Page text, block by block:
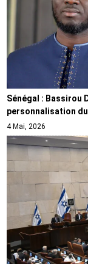
Sénégal : Bassirou
personnalisation
4 Mai, 2026